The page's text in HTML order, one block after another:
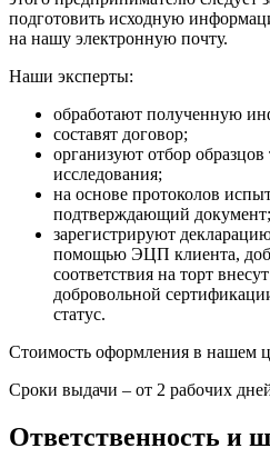
подготовить исходную
на нашу электронную почту.
Наши эксперты:
обработают полученную
составят договор;
организуют отбор
исследования;
на основе протоколов
подтверждающий документ;
зарегистрируют
помощью ЭЦП клиента,
соответствия на торт
добровольной
статус.
Стоимость оформления в нашем
Сроки выдачи – от 2 рабочих
Ответственность и